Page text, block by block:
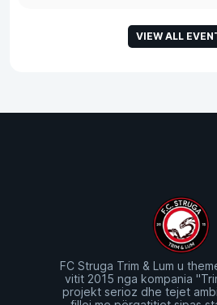
VIEW ALL
FC Struga Trim & Lum u
vitit 2015 nga kompania
projekt serioz dhe tejet